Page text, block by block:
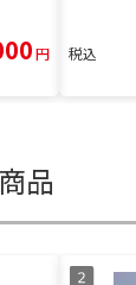
円 税込
品